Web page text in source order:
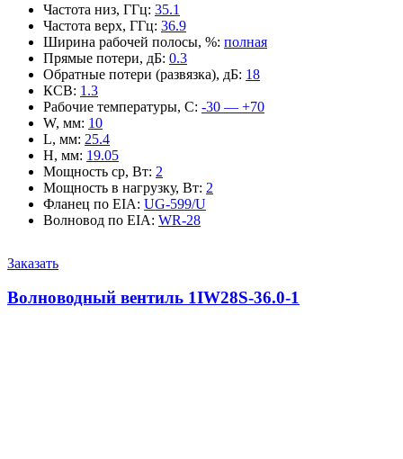
Частота низ, ГГц: 35.1
Частота верх, ГГц: 36.9
Ширина рабочей полосы, %: полная
Прямые потери, дБ: 0.3
Обратные потери (развязка), дБ: 18
КСВ: 1.3
Рабочие температуры, С: -30 — +70
W, мм: 10
L, мм: 25.4
H, мм: 19.05
Мощность ср, Вт: 2
Мощность в нагрузку, Вт: 2
Фланец по EIA: UG-599/U
Волновод по EIA: WR-28
Заказать
Волноводный вентиль 1IW28S-36.0-1